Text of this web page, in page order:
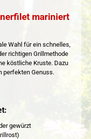
mariniert
Wahl für ein schnelles,
richtigen Grillmethode
köstliche Kruste. Dazu
perfekten Genuss.
gewürzt